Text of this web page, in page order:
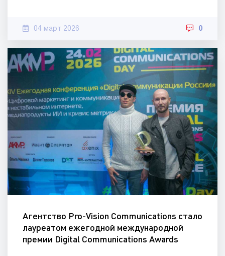
04 март 2026 0
Агентство Pro-Vision Communications стало
лауреатом ежегодной международной
премии Digital Communications Awards